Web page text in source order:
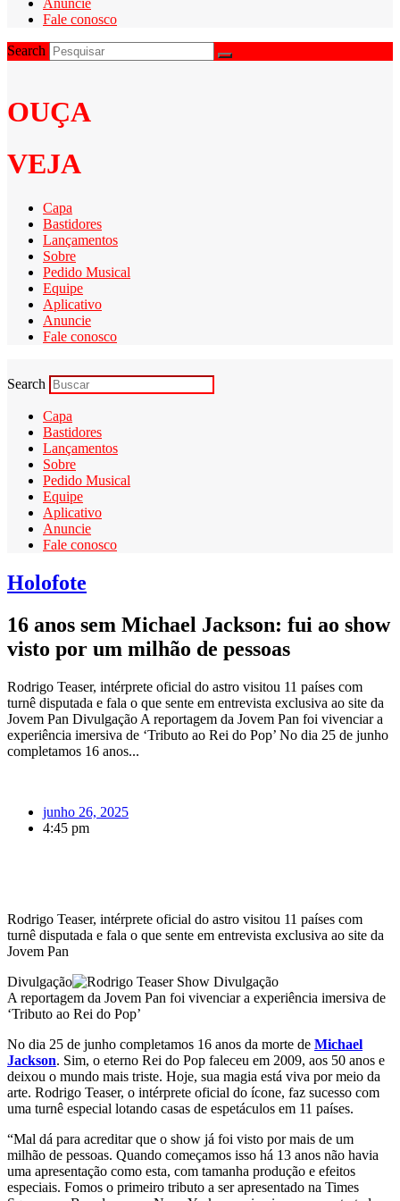
Fale conosco
Search
OUÇA
VEJA
Capa
Bastidores
Lançamentos
Sobre
Pedido Musical
Equipe
Aplicativo
Anuncie
Fale conosco
Search
Capa
Bastidores
Lançamentos
Sobre
Pedido Musical
Equipe
Aplicativo
Anuncie
Fale conosco
Holofote
16 anos sem Michael Jackson: fui ao show
visto por um milhão de pessoas
Rodrigo Teaser, intérprete oficial do astro visitou 11 países com
turnê disputada e fala o que sente em entrevista exclusiva ao site da
Jovem Pan Divulgação A reportagem da Jovem Pan foi vivenciar a
experiência imersiva de ‘Tributo ao Rei do Pop’ No dia 25 de junho
completamos 16 anos...
junho 26, 2025
4:45 pm
Rodrigo Teaser, intérprete oficial do astro visitou 11 países com
turnê disputada e fala o que sente em entrevista exclusiva ao site da
Jovem Pan
Divulgação
A reportagem da Jovem Pan foi vivenciar a experiência imersiva de
‘Tributo ao Rei do Pop’
No dia 25 de junho completamos 16 anos da morte de Michael
Jackson. Sim, o eterno Rei do Pop faleceu em 2009, aos 50 anos e
deixou o mundo mais triste. Hoje, sua magia está viva por meio da
arte. Rodrigo Teaser, o intérprete oficial do ícone, faz sucesso com
uma turnê especial lotando casas de espetáculos em 11 países.
“Mal dá para acreditar que o show já foi visto por mais de um
milhão de pessoas. Quando começamos isso há 13 anos não havia
uma apresentação como esta, com tamanha produção e efeitos
especiais. Fomos o primeiro tributo a ser apresentado na Times